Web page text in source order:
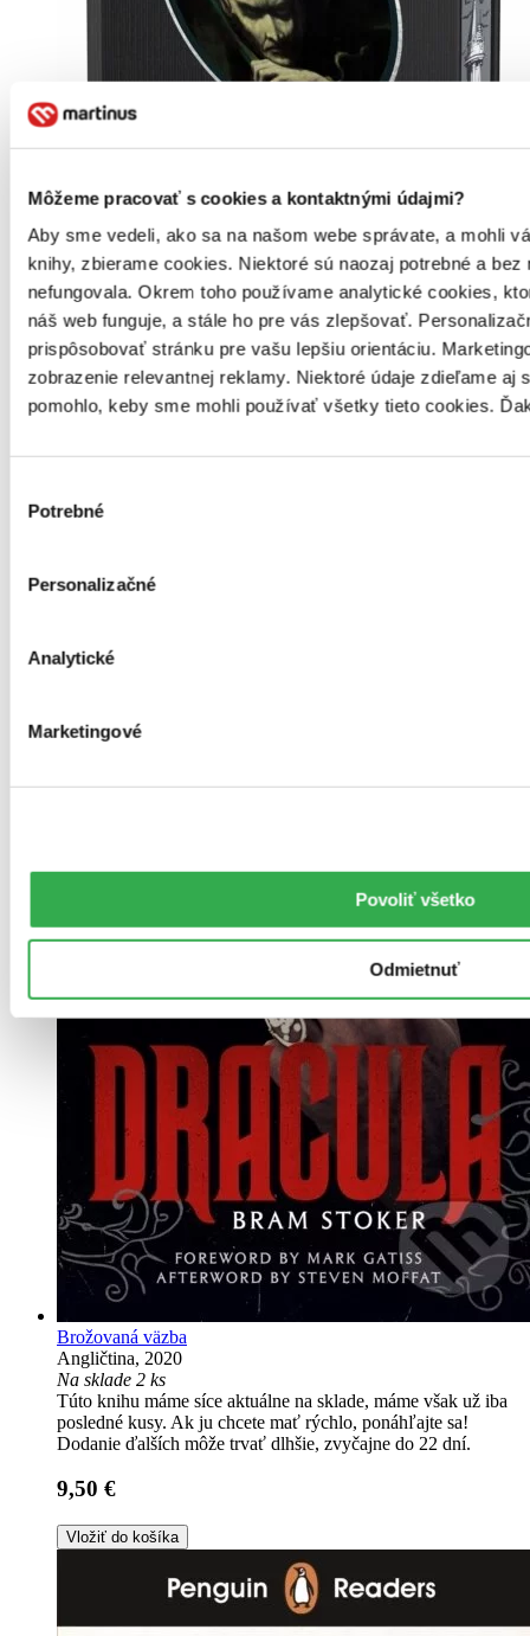
Môžeme pracovať s cookies a kontaktnými údajmi?
Aby sme vedeli, ako sa na našom webe správate, a mohli
knihy, zbierame cookies. Niektoré sú naozaj potrebné a
nefungovala. Okrem toho používame analytické cookies,
náš web funguje, a stále ho pre vás zlepšovať.
prispôsobovať stránku pre vašu lepšiu orientáciu.
zobrazenie relevantnej reklamy. Niektoré údaje zdieľame aj
pomohlo, keby sme mohli používať všetky tieto cookies.
súhlasu
Potrebné
Personalizačné
Analytické
Marketingové
Povoliť všetko
Odmietnuť
Pevná väzba
Angličtina, 2025
Túto knihu máme síce aktuálne na sklade, máme však už iba
Dodanie ďalších môže trvať dlhšie, zvyčajne do 31 dní.
23,60 €
Brožovaná väzba
Angličtina, 2020
Na sklade 2 ks
Túto knihu máme síce aktuálne na sklade, máme však už iba
posledné kusy. Ak ju chcete mať rýchlo, ponáhľajte sa!
Dodanie ďalších môže trvať dlhšie, zvyčajne do 22 dní.
9,50 €
Vložiť do košíka